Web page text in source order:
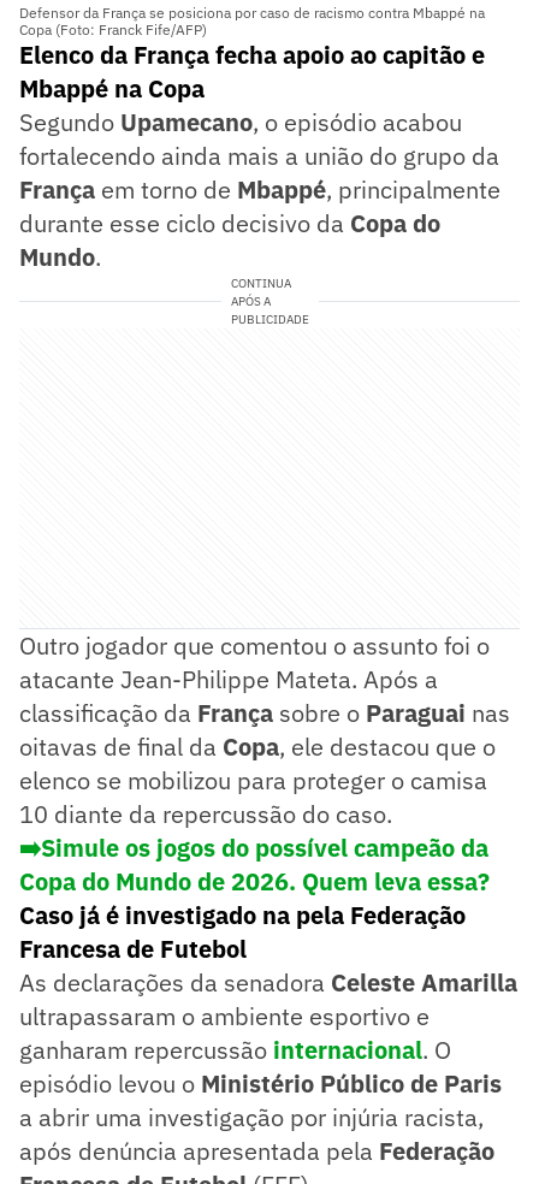
Defensor da França se posiciona por caso de racismo contra Mbappé na
Copa (Foto: Franck Fife/AFP)
Elenco da França fecha apoio ao capitão e
Mbappé na Copa
Segundo Upamecano, o episódio acabou
fortalecendo ainda mais a união do grupo da
França em torno de Mbappé, principalmente
durante esse ciclo decisivo da Copa do
Mundo.
CONTINUA
APÓS A
PUBLICIDADE
Outro jogador que comentou o assunto foi o
atacante Jean-Philippe Mateta. Após a
classificação da França sobre o Paraguai nas
oitavas de final da Copa, ele destacou que o
elenco se mobilizou para proteger o camisa
10 diante da repercussão do caso.
➡️Simule os jogos do possível campeão da
Copa do Mundo de 2026. Quem leva essa?
Caso já é investigado na pela Federação
Francesa de Futebol
As declarações da senadora Celeste Amarilla
ultrapassaram o ambiente esportivo e
ganharam repercussão internacional. O
episódio levou o Ministério Público de Paris
a abrir uma investigação por injúria racista,
após denúncia apresentada pela Federação